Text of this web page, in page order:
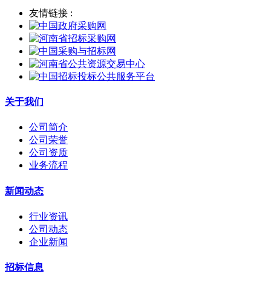
友情链接 :
关于我们
公司简介
公司荣誉
公司资质
业务流程
新闻动态
行业资讯
公司动态
企业新闻
招标信息